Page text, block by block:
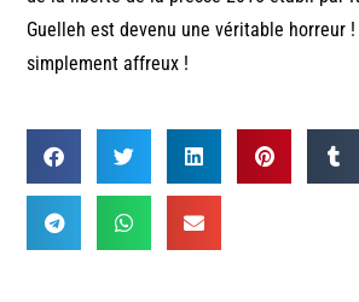
Guelleh est devenu une véritable horreur !
simplement affreux !